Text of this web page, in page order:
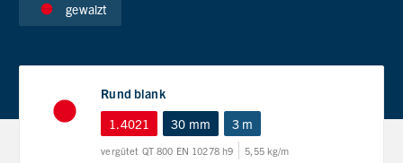
gewalzt
Rund blank
1.4021
30 mm 3 m
vergütet QT 800 EN 10278 h9 5,55 kg/m